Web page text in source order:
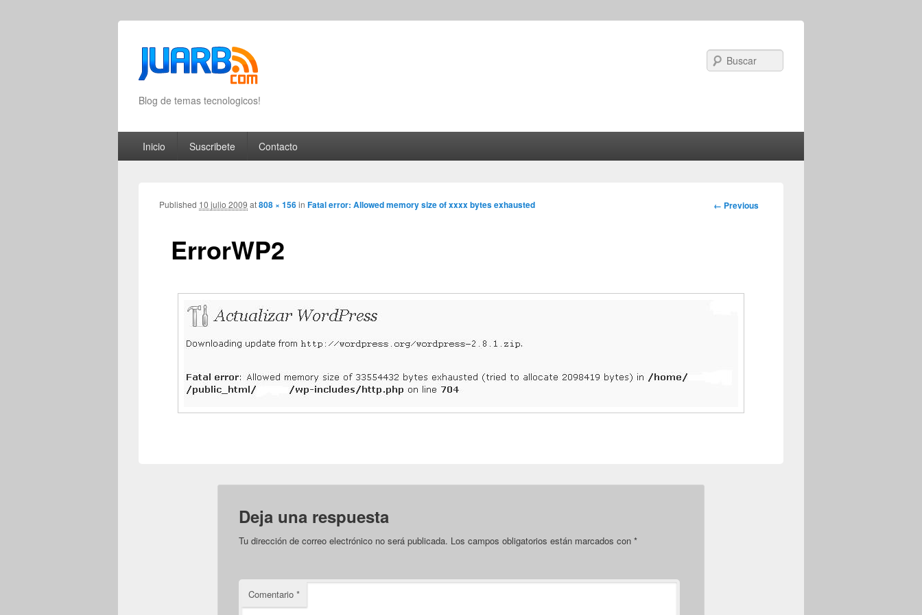
Blog de temas tecnologicos!
Primary menu
Skip to primary content
Skip to secondary content
Inicio Suscribete Contacto
Image
← Previous
ErrorWP2
Published 10 julio 2009 at808 × 156in Fatal error: Allowed memory size of xxxx bytes exhausted
Deja una respuesta
Tu dirección de correo electrónico no será publicada. Los campos obligatorios están marcados con*
Comentario*